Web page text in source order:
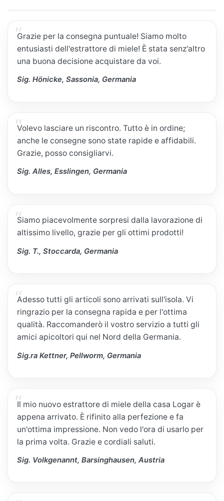
Grazie per la consegna puntuale! Siamo molto
entusiasti dell'estrattore di miele! È stata senz'altro
una buona decisione acquistare da voi.
Sig. Hönicke, Sassonia, Germania
Volevo lasciare un riscontro. Tutto è in ordine;
anche le consegne sono state rapide e affidabili.
Grazie, posso consigliarvi.
Sig. Alles, Esslingen, Germania
Siamo piacevolmente sorpresi dalla lavorazione di
altissimo livello, grazie per gli ottimi prodotti!
Sig. T., Stoccarda, Germania
Adesso tutti gli articoli sono arrivati sull'isola. Vi
ringrazio per la consegna rapida e per l'ottima
qualità. Raccomanderò il vostro servizio a tutti gli
amici apicoltori qui nel Nord della Germania.
Sig.ra Kettner, Pellworm, Germania
Il mio nuovo estrattore di miele della casa Logar è
appena arrivato. È rifinito alla perfezione e fa
un'ottima impressione. Non vedo l'ora di usarlo per
la prima volta. Grazie e cordiali saluti.
Sig. Volkgenannt, Barsinghausen, Austria